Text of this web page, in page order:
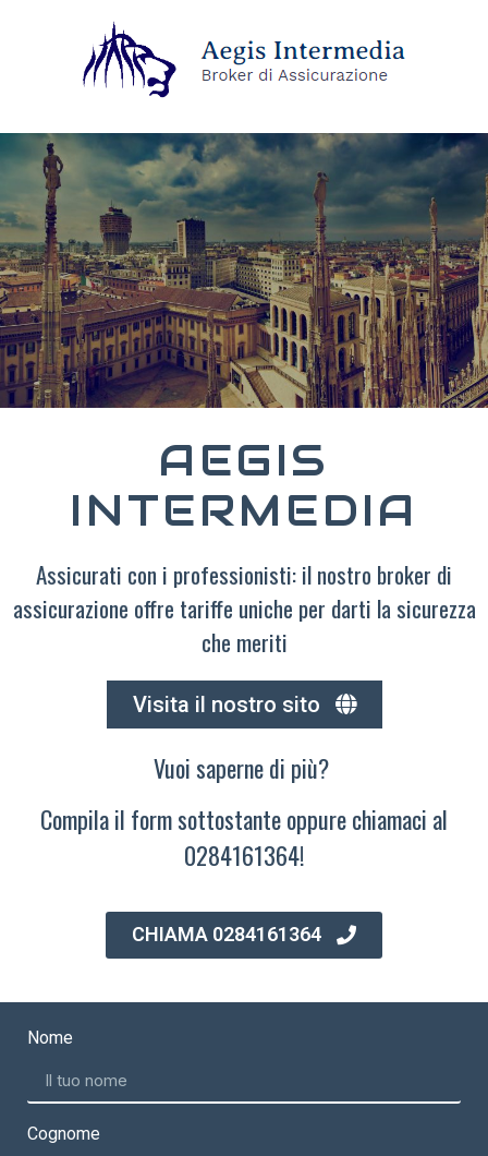
AEGIS
INTERMEDIA
Assicurati con i professionisti: il nostro broker di
assicurazione offre tariffe uniche per darti la sicurezza
che meriti
Visita il nostro sito
Vuoi saperne di più?
Compila il form sottostante oppure chiamaci al
0284161364!
CHIAMA 0284161364
Nome
Cognome